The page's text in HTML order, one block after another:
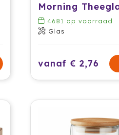
4681 op voorraad
Glas
vanaf € 2,76